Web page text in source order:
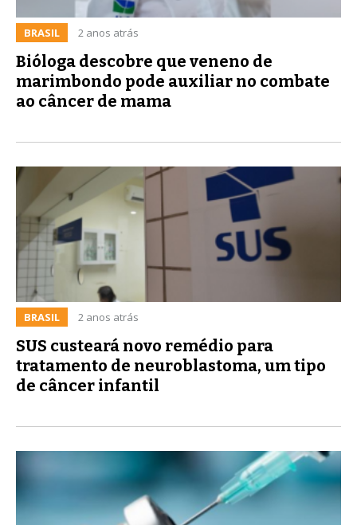
BRASIL 2 anos atrás
Bióloga descobre que veneno de
marimbondo pode auxiliar no combate
ao câncer de mama
BRASIL 2 anos atrás
SUS custeará novo remédio para
tratamento de neuroblastoma, um tipo
de câncer infantil